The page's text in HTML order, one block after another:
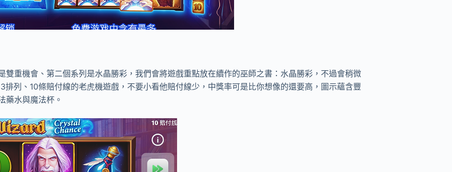
雙重機會、第二個系列是水晶勝彩，我們會將遊戲重點放在續作的巫師之書：水晶勝彩，不過會稍微
列、10條賠付線的老虎機遊戲，不要小看他賠付線少，中獎率可是比你想像的還要高，圖示蘊含豐
藥水與魔法杯。